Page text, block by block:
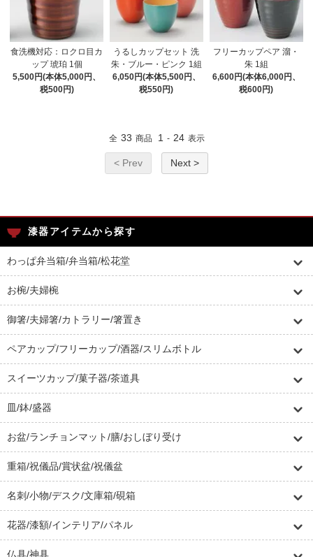
食洗機対応：ロクロ目カ
ップ 琥珀 1個
5,500円(本体5,000円、
税500円)
うるしカップセット 洗
朱・ブルー・ピンク 1組
6,050円(本体5,500円、
税550円)
フリーカップペア 溜・
朱 1組
6,600円(本体6,000円、
税600円)
全 33 商品 1 - 24 表示
< Prev Next >
漆器アイテムから探す
わっぱ弁当箱/弁当箱/松花堂
お椀/夫婦椀
御箸/夫婦箸/カトラリー/箸置き
ペアカップ/フリーカップ/酒器/スリムボトル
スイーツカップ/菓子器/茶道具
皿/鉢/盛器
お盆/ランチョンマット/膳/おしぼり受け
重箱/祝儀品/賞状盆/祝儀盆
名刺/小物/デスク/文庫箱/硯箱
花器/漆額/インテリア/パネル
仏具/神具